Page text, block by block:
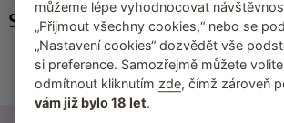
Související kategorie
Pouta na postel
Plácačky pro spanking
můžeme lépe vyhodnocovat
„Přijmout všechny cookies,“ nebo se
„Nastavení cookies“ dozvědět vše
si preference. Samozřejmě můžete
odmítnout kliknutím zde, čímž zároveň
vám již bylo 18 let.